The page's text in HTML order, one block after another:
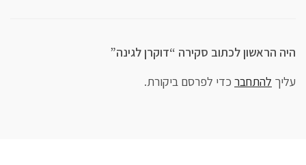
היה הראשון לכתוב סקירה “דוקרן לגינה”
עליך להתחבר כדי לפרסם ביקורת.